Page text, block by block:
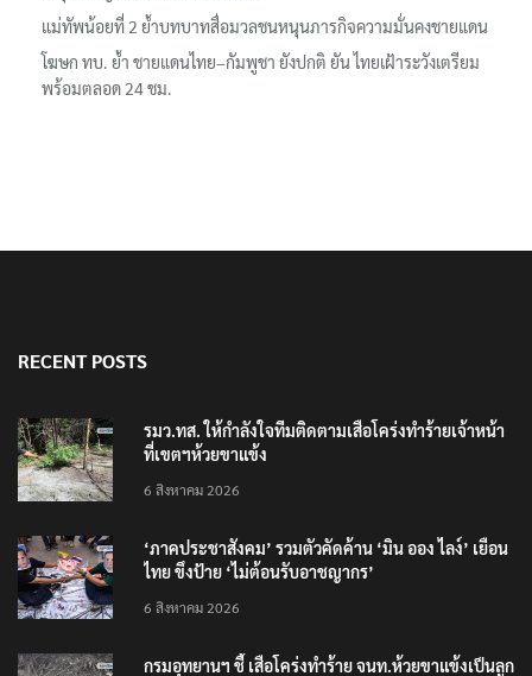
เหตุบังเอิญ ไม่เข้าข่าย ‘เสือกินคน’
แม่ทัพน้อยที่ 2 ย้ำบทบาทสื่อมวลชนหนุนภารกิจความมั่นคงชายแดน
โฆษก ทบ. ย้ำ ชายแดนไทย–กัมพูชา ยังปกติ ยัน ไทยเฝ้าระวังเตรียม
รมว.ทส. ให้กำลังใจทีมติดตามเสือโคร่งทำร้ายเจ้าหน้า
‘ภาคประชาสังคม’ รวมตัวคัดค้าน ‘มิน ออง ไลง์’ เยือน